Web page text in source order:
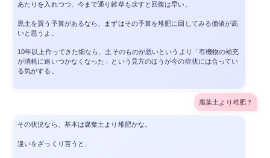
あたりを入れつつ、今まで通り雑草も戻すと回復は早い。
黒土を買う予算があるなら、まずはその予算を堆肥に回してみる価値が高
いと思うよ。
10年以上作ってきた畑なら、土そのものが悪いというより「有機物の補充
が消耗に追いつかなくなった」という見方のほうが今の症状には合ってい
る気がする。
腐葉土より堆肥？
その状況なら、基本は腐葉土より堆肥かな。
違いをざっくり言うと、